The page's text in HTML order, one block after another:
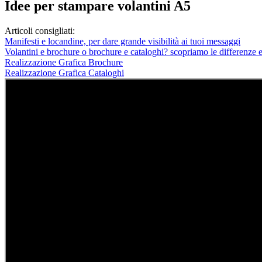
Idee per stampare volantini A5
Articoli consigliati:
Manifesti e locandine, per dare grande visibilità ai tuoi messaggi
Volantini e brochure o brochure e cataloghi? scopriamo le differenze
Realizzazione Grafica Brochure
Realizzazione Grafica Cataloghi